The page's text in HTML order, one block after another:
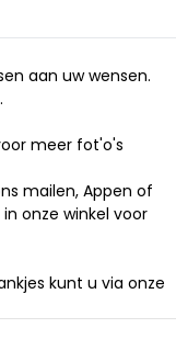
aan uw wensen.
meer fot'o's
mailen, Appen of
onze winkel voor
kunt u via onze